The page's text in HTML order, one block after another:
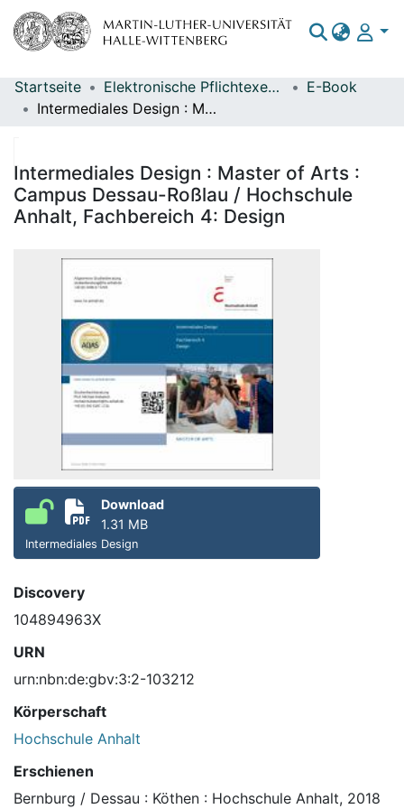
Bereiche & Sammlungen
Statistiken
Startseite Elektronische Pflichtexemplare
E-Book
Intermediales Design : Master of Arts : Campus Dessau-Roßlau / Hochschule Anhalt, Fachbereich 4: Design
Intermediales Design : Master of Arts :
Campus Dessau-Roßlau / Hochschule
Anhalt, Fachbereich 4: Design
Download
1.31 MB
Intermediales Design
Discovery
104894963X
URN
urn:nbn:de:gbv:3:2-103212
Körperschaft
Hochschule Anhalt
Erschienen
Bernburg / Dessau : Köthen : Hochschule Anhalt, 2018